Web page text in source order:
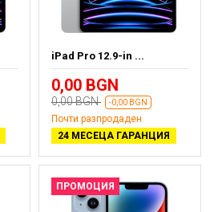
iPad Pro 12.9-in ...
0,00 BGN
0,00 BGN -0,00 BGN
Почти разпродаден
24 МЕСЕЦА ГАРАНЦИЯ
ПРОМОЦИЯ